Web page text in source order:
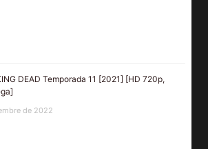
DEAD Temporada 11 [2021] [HD 720p,
de 2022